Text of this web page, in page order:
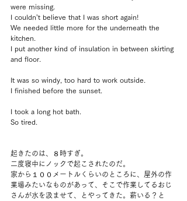
were missing.
I couldn’t believe that I was short again!
We needed little more for the underneath the
kitchen.
I put another kind of insulation in between skirting
and floor.
It was so windy, too hard to work outside.
I finished before the sunset.
I took a long hot bath.
So tired.
起きたのは、８時すぎ。
二度寝中にノックで起こされたのだ。
家から１００メートルくらいのところに、屋外の作
業場みたいなものがあって、そこで作業してるおじ
さんが水を汲ませて、とやってきた。薪いる？と